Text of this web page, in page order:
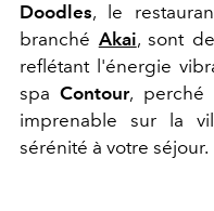
Doodles, le
branché Akai, sont
reflétant l'énergie
spaContour, perché
imprenable sur la
sérénité à votre séjour.